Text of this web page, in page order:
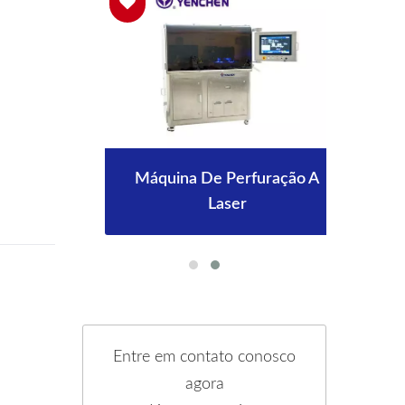
Máquina De Perfuração A
Laser
Entre em contato conosco
agora